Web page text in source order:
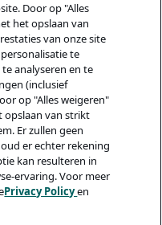
Door op "Alles
het opslaan van
van onze site
te
analyseren en te
(inclusief
op "Alles weigeren"
opslaan van strikt
Er zullen geen
er echter rekening
kan resulteren in
ervaring. Voor meer
Privacy Policyen